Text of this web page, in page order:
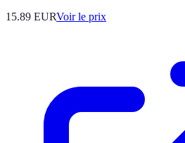
15.89 EURVoir le prix